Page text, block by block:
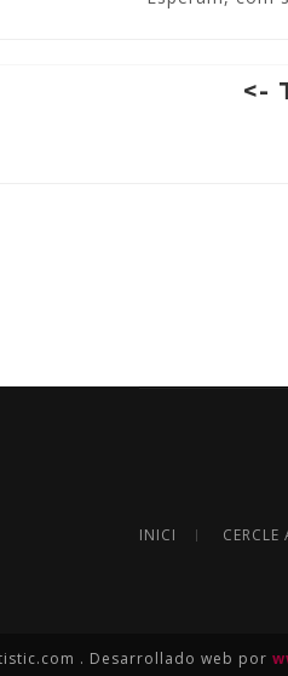
<-
INICI CERCLE
. Desarrollado web por